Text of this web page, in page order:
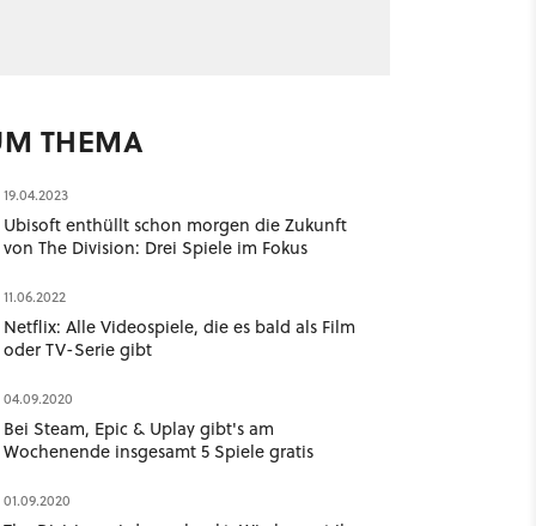
THEMA
19.04.2023
Ubisoft enthüllt schon morgen die Zukunft
von The Division: Drei Spiele im Fokus
11.06.2022
Netflix: Alle Videospiele, die es bald als Film
oder TV-Serie gibt
04.09.2020
Bei Steam, Epic & Uplay gibt's am
Wochenende insgesamt 5 Spiele gratis
01.09.2020